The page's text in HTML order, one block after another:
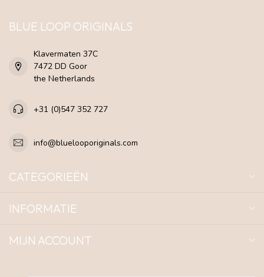
BLUE LOOP ORIGINALS
Klavermaten 37C
7472 DD Goor
the Netherlands
+31 (0)547 352 727
info@bluelooporiginals.com
CATEGORIEËN
INFORMATIE
MIJN ACCOUNT